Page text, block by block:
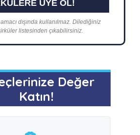
dışında kullanılmaz. Dilediğiniz
listesinden çıkabilirsiniz.
Değer
Katın!